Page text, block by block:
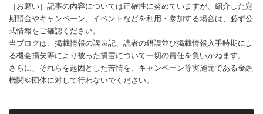
［お願い］記事の内容については正確性に努めていますが、紹介した定
期預金やキャンペーン、イベントなどを利用・参加する場合は、必ず公
式情報をご確認ください。
当ブログは、掲載情報の誤表記、読者の錯誤並び掲載情報入手時期によ
る機会損失等により被った損害について一切の責任を負いかねます。
さらに、それらを起因とした苦情を、キャンペーン等実施元である金融
機関や団体に対して行わないでください。